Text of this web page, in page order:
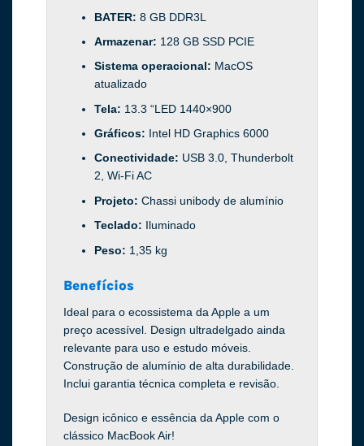
BATER: 8 GB DDR3L
Armazenar: 128 GB SSD PCIE
Sistema operacional: MacOS
atualizado
Tela: 13.3 “LED 1440×900
Gráficos: Intel HD Graphics 6000
Conectividade: USB 3.0, Thunderbolt
2, Wi-Fi AC
Projeto: Chassi unibody de alumínio
Teclado: Iluminado
Peso: 1,35 kg
Benefícios
Ideal para o ecossistema da Apple a um
preço acessível. Design ultradelgado ainda
relevante para uso e estudo móveis.
Construção de alumínio de alta durabilidade.
Inclui garantia técnica completa e revisão.
Design icônico e essência da Apple com o
clássico MacBook Air!